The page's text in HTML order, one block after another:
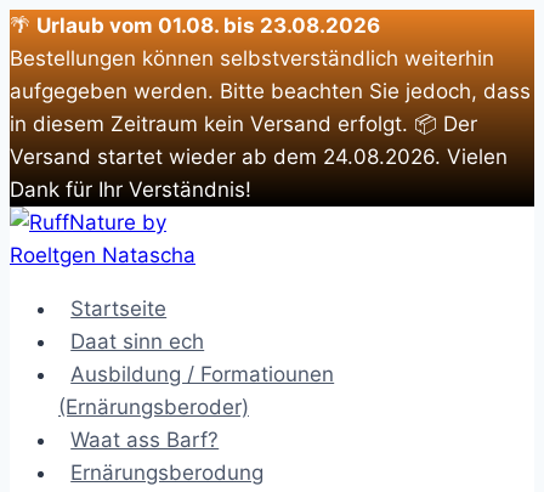
🌴 Urlaub vom 01.08. bis 23.08.2026
Bestellungen können selbstverständlich weiterhin
aufgegeben werden. Bitte beachten Sie jedoch, dass
in diesem Zeitraum kein Versand erfolgt. 📦 Der
Versand startet wieder ab dem 24.08.2026. Vielen
Dank für Ihr Verständnis!
Zum
Inhalt
Startseite
Daat sinn ech
Ausbildung / Formatiounen
(Ernärungsberoder)
Waat ass Barf?
Ernärungsberodung